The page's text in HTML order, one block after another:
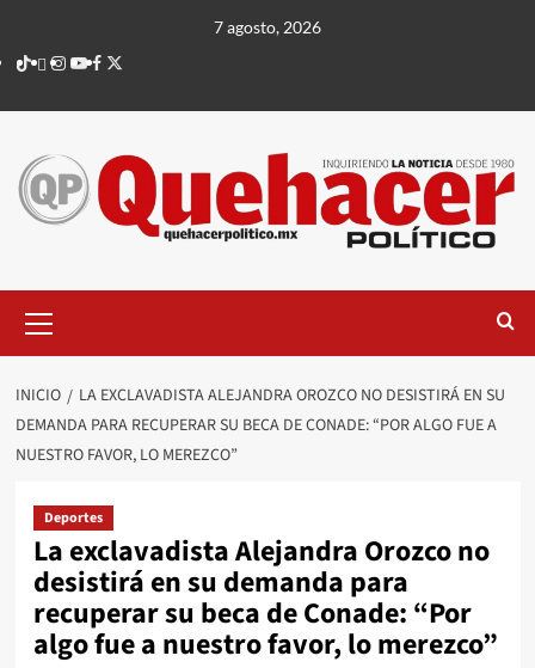
contenido
7 agosto, 2026
TikTok
threads
Instagram
Youtube
Facebook
X
principal
INICIO
LA EXCLAVADISTA ALEJANDRA OROZCO NO DESISTIRÁ EN SU
DEMANDA PARA RECUPERAR SU BECA DE CONADE: “POR ALGO FUE A
NUESTRO FAVOR, LO MEREZCO”
Deportes
La exclavadista Alejandra Orozco no
desistirá en su demanda para
recuperar su beca de Conade: “Por
algo fue a nuestro favor, lo merezco”